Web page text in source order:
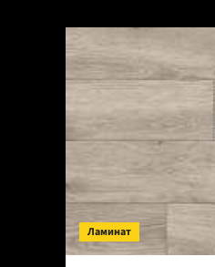
Classic
класс,
3.5
МС
Ясень
Ламинат